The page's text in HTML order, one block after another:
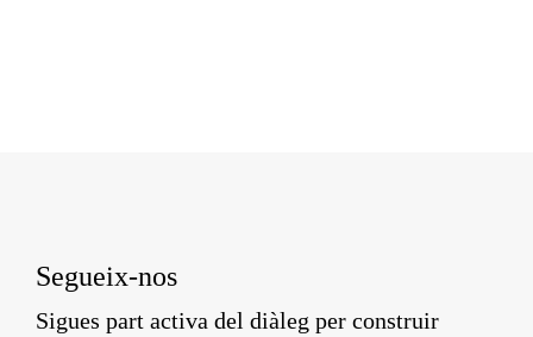
Segueix-nos
Sigues part activa del diàleg per construir